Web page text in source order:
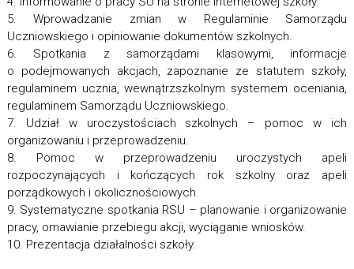
5. Wprowadzanie zmian w Regulaminie Samorządu
Uczniowskiego i opiniowanie dokumentów szkolnych.
6. Spotkania z samorządami klasowymi, informacje
o podejmowanych akcjach, zapoznanie ze statutem szkoły,
regulaminem ucznia, wewnątrzszkolnym systemem oceniania,
regulaminem Samorządu Uczniowskiego.
7. Udział w uroczystościach szkolnych – pomoc w ich
organizowaniu i przeprowadzeniu.
8. Pomoc w przeprowadzeniu uroczystych apeli
rozpoczynających i kończących rok szkolny oraz apeli
porządkowych i okolicznościowych.
9. Systematyczne spotkania RSU – planowanie i organizowanie
pracy, omawianie przebiegu akcji, wyciąganie wniosków.
10. Prezentacja działalności szkoły.